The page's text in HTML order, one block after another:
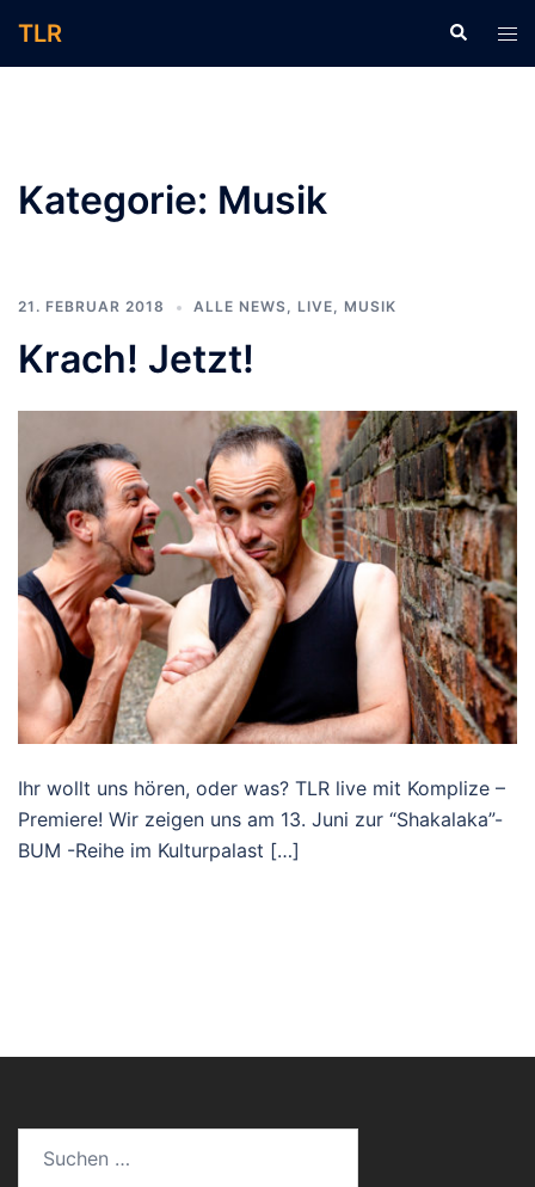
Inhalt
TLR Suche
Kategorie: Musik
21. FEBRUAR 2018 ALLE NEWS, LIVE, MUSIK
Krach! Jetzt!
Ihr wollt uns hören, oder was? TLR live mit Komplize –
Premiere! Wir zeigen uns am 13. Juni zur “Shakalaka”-
BUM -Reihe im Kulturpalast […]
nach: